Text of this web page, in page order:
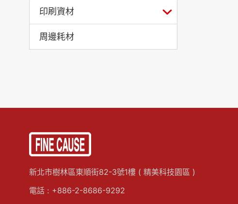
印刷資材
周邊耗材
新北市樹林區東順街82-3號1樓 ( 精美科技園區 )
電話 : +886-2-8686-9292